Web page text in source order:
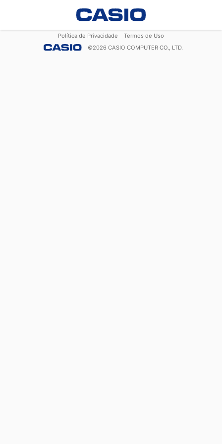
Política de Privacidade
Termos de Uso
©2026 CASIO COMPUTER CO., LTD.